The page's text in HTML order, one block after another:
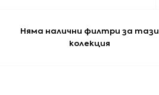
Няма налични филтри за тази
колекция